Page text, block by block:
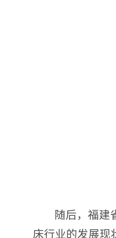
随后，福建
床行业的发展现